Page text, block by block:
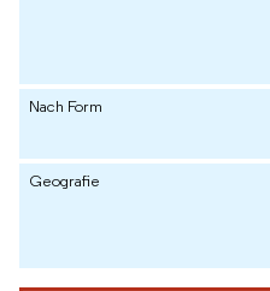
Nach Form
Geografie